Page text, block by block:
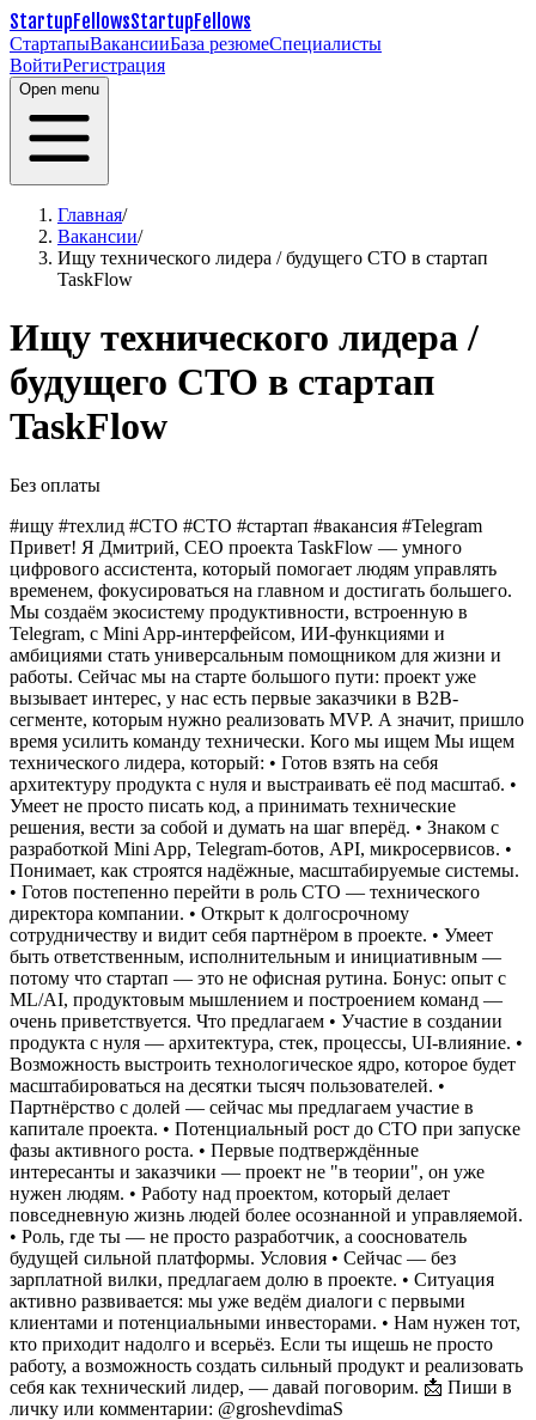
StartupFellowsStartupFellows
СтартапыВакансииБаза резюмеСпециалисты
ВойтиРегистрация
Open menu
Главная/
Вакансии/
Ищу технического лидера / будущего CTO в стартап
TaskFlow
Ищу технического лидера /
будущего CTO в стартап
TaskFlow
Без оплаты
#ищу #техлид #СТО #CTO #стартап #вакансия #Telegram
Привет! Я Дмитрий, CEO проекта TaskFlow — умного
цифрового ассистента, который помогает людям управлять
временем, фокусироваться на главном и достигать большего.
Мы создаём экосистему продуктивности, встроенную в
Telegram, с Mini App-интерфейсом, ИИ-функциями и
амбициями стать универсальным помощником для жизни и
работы. Сейчас мы на старте большого пути: проект уже
вызывает интерес, у нас есть первые заказчики в B2B-
сегменте, которым нужно реализовать MVP. А значит, пришло
время усилить команду технически. Кого мы ищем Мы ищем
технического лидера, который: • Готов взять на себя
архитектуру продукта с нуля и выстраивать её под масштаб. •
Умеет не просто писать код, а принимать технические
решения, вести за собой и думать на шаг вперёд. • Знаком с
разработкой Mini App, Telegram-ботов, API, микросервисов. •
Понимает, как строятся надёжные, масштабируемые системы.
• Готов постепенно перейти в роль СТО — технического
директора компании. • Открыт к долгосрочному
сотрудничеству и видит себя партнёром в проекте. • Умеет
быть ответственным, исполнительным и инициативным —
потому что стартап — это не офисная рутина. Бонус: опыт с
ML/AI, продуктовым мышлением и построением команд —
очень приветствуется. Что предлагаем • Участие в создании
продукта с нуля — архитектура, стек, процессы, UI-влияние. •
Возможность выстроить технологическое ядро, которое будет
масштабироваться на десятки тысяч пользователей. •
Партнёрство с долей — сейчас мы предлагаем участие в
капитале проекта. • Потенциальный рост до CTO при запуске
фазы активного роста. • Первые подтверждённые
интересанты и заказчики — проект не "в теории", он уже
нужен людям. • Работу над проектом, который делает
повседневную жизнь людей более осознанной и управляемой.
• Роль, где ты — не просто разработчик, а сооснователь
будущей сильной платформы. Условия • Сейчас — без
зарплатной вилки, предлагаем долю в проекте. • Ситуация
активно развивается: мы уже ведём диалоги с первыми
клиентами и потенциальными инвесторами. • Нам нужен тот,
кто приходит надолго и всерьёз. Если ты ищешь не просто
работу, а возможность создать сильный продукт и реализовать
себя как технический лидер, — давай поговорим. 📩 Пиши в
личку или комментарии: @groshevdimaS